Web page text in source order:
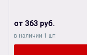
от 363 руб.
в наличии 1 шт.